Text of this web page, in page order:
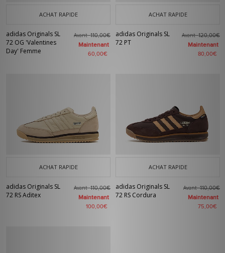
ACHAT RAPIDE
adidas Originals SL
72 OG 'Valentines
Day' Femme
Avant110,00€
Maintenant
60,00€
ACHAT RAPIDE
adidas Originals SL
72 PT
Avant120,00€
Maintenant
80,00€
ACHAT RAPIDE
adidas Originals SL
72 RS Aditex
Avant110,00€
Maintenant
100,00€
ACHAT RAPIDE
adidas Originals SL
72 RS Cordura
Avant110,00€
Maintenant
75,00€